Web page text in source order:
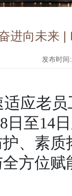
进向未来
发布时间
适应老
日至14
、素质
方位